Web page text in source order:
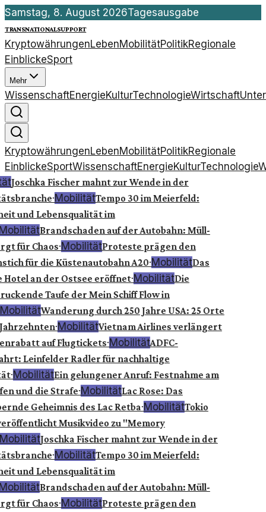
Samstag, 8. August 2026Tagesausgabe
transnationalsupport
KryptowährungenLebenMobilitätPolitikRegionale
EinblickeSport
Mehr
WissenschaftEnergieKulturTechnologieWirtschaft
KryptowährungenLebenMobilitätPolitikRegionale
EinblickeSportWissenschaftEnergieKulturTechnologie
Joschka Fischer mahnt zur Wende in der
·MobilitätTempo 30 im Meierfeld:
und Lebensqualität im
Brandschaden auf der Autobahn: Müll-
für Chaos·MobilitätProteste prägen den
für die Küstenautobahn A20·MobilitätDas
an der Ostsee eröffnet·MobilitätDie
Taufe der Mein Schiff Flow in
Wanderung durch 250 Jahre USA: 25 Orte
·MobilitätVietnam Airlines verlängert
auf Flugtickets·MobilitätADFC-
Leinfelder Radler für nachhaltige
·MobilitätEin gelungener Anruf: Festnahme am
und die Strafe·MobilitätLac Rose: Das
Geheimnis des Lac Retba·MobilitätTokio
Musikvideo zu "Memory
Joschka Fischer mahnt zur Wende in der
·MobilitätTempo 30 im Meierfeld:
und Lebensqualität im
Brandschaden auf der Autobahn: Müll-
für Chaos·MobilitätProteste prägen den